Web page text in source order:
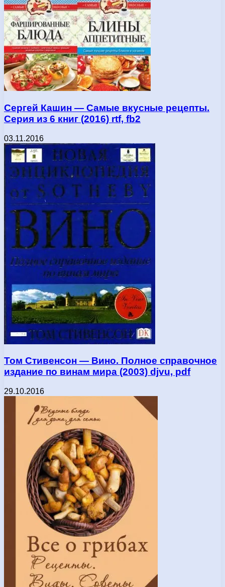
Сергей Кашин — Самые вкусные рецепты.
Серия из 6 книг (2016) rtf, fb2
03.11.2016
Том Стивенсон — Вино. Полное справочное
издание по винам мира (2003) djvu, pdf
29.10.2016